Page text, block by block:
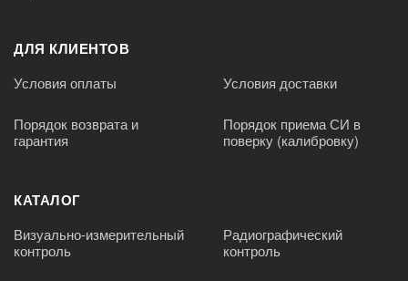
ДЛЯ КЛИЕНТОВ
Условия оплаты Условия доставки
Порядок возврата и
гарантия
Порядок приема СИ в
поверку (калибровку)
КАТАЛОГ
Визуально-измерительный
контроль
Радиографический
контроль